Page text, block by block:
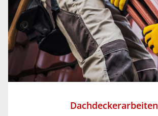
Dachdeckerarbeiten